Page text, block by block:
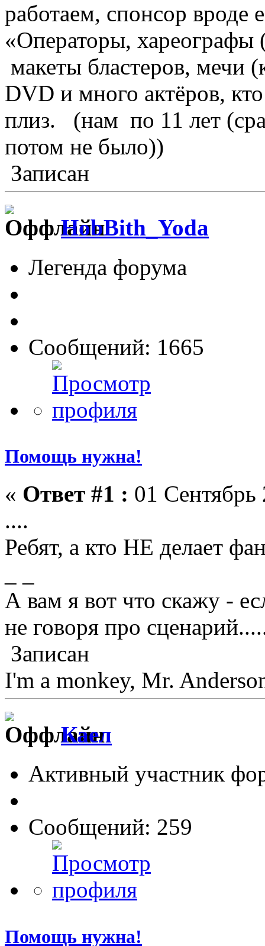
работаем, спонсор вроде
«Операторы, хареографы
макеты бластеров, мечи
DVD и много актёров,
плиз. (нам по 11 лет
потом не было))
Записан
HobBith_Yoda
Легенда форума
Сообщений: 1665
Помощь нужна!
« Ответ #1 : 01
....
Ребят, а кто НЕ делает
А вам я вот что скажу -
не говоря про
Записан
I'm a monkey, Mr.
Каел
Активный участник
Сообщений: 259
Помощь нужна!